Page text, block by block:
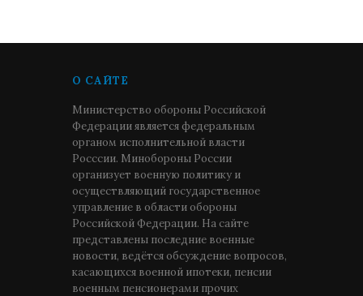
О САЙТЕ
Министерство обороны Российской
Федерации является федеральным
органом исполнительной власти
Росссии. Минобороны России
организует военную политику и
осуществляющий государственное
управление в области обороны
Российской Федерации. На сайте
представлены последние военные
новости, ведётся обсуждение вопросов,
касающихся военной ипотеки, пенсии
военным пенсионерами прочих